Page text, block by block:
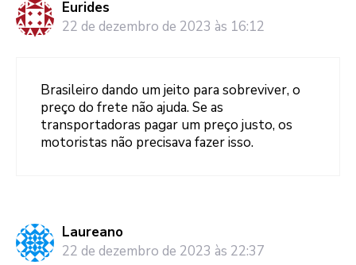
Eurides
22 de dezembro de 2023 às 16:12
Brasileiro dando um jeito para sobreviver, o
preço do frete não ajuda. Se as
transportadoras pagar um preço justo, os
motoristas não precisava fazer isso.
Laureano
22 de dezembro de 2023 às 22:37